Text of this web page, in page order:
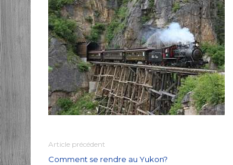
Article précédent
Comment se rendre au Yukon?